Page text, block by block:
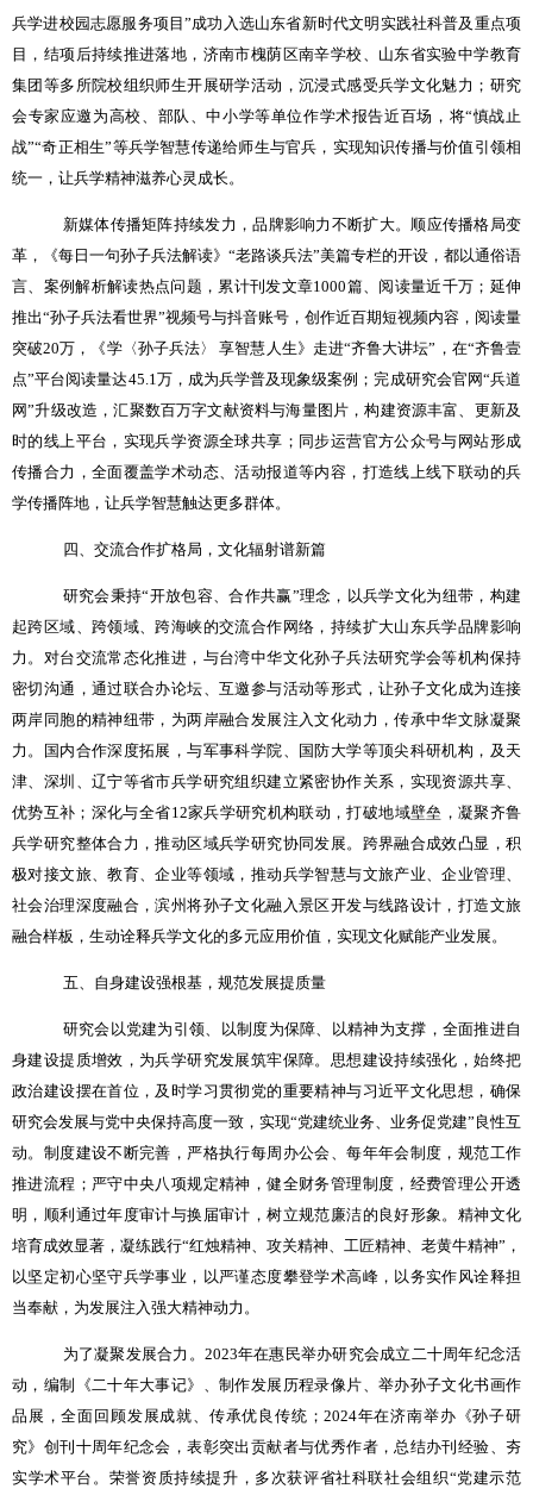
兵学进校园志愿服务项目”成功入选山东省新时代文明实践社科普及重点项
目，结项后持续推进落地，济南市槐荫区南辛学校、山东省实验中学教育
集团等多所院校组织师生开展研学活动，沉浸式感受兵学文化魅力；研究
会专家应邀为高校、部队、中小学等单位作学术报告近百场，将“慎战止
战”“奇正相生”等兵学智慧传递给师生与官兵，实现知识传播与价值引领相
统一，让兵学精神滋养心灵成长。
新媒体传播矩阵持续发力，品牌影响力不断扩大。顺应传播格局变
革，《每日一句孙子兵法解读》 “老路谈兵法”美篇专栏的开设，都以通俗语
言、案例解析解读热点问题，累计刊发文章1000篇、阅读量近千万；延伸
推出“孙子兵法看世界”视频号与抖音账号，创作近百期短视频内容，阅读量
突破20万，《学〈孙子兵法〉 享智慧人生》走进“齐鲁大讲坛” ，在“齐鲁壹
点”平台阅读量达45.1万，成为兵学普及现象级案例；完成研究会官网“兵道
网”升级改造，汇聚数百万字文献资料与海量图片，构建资源丰富、更新及
时的线上平台，实现兵学资源全球共享；同步运营官方公众号与网站形成
传播合力，全面覆盖学术动态、活动报道等内容，打造线上线下联动的兵
学传播阵地，让兵学智慧触达更多群体。
四、交流合作扩格局，文化辐射谱新篇
研究会秉持“开放包容、合作共赢”理念，以兵学文化为纽带，构建
起跨区域、跨领域、跨海峡的交流合作网络，持续扩大山东兵学品牌影响
力。对台交流常态化推进，与台湾中华文化孙子兵法研究学会等机构保持
密切沟通，通过联合办论坛、互邀参与活动等形式，让孙子文化成为连接
两岸同胞的精神纽带，为两岸融合发展注入文化动力，传承中华文脉凝聚
力。国内合作深度拓展，与军事科学院、国防大学等顶尖科研机构，及天
津、深圳、辽宁等省市兵学研究组织建立紧密协作关系，实现资源共享、
优势互补；深化与全省12家兵学研究机构联动，打破地域壁垒，凝聚齐鲁
兵学研究整体合力，推动区域兵学研究协同发展。跨界融合成效凸显，积
极对接文旅、教育、企业等领域，推动兵学智慧与文旅产业、企业管理、
社会治理深度融合，滨州将孙子文化融入景区开发与线路设计，打造文旅
融合样板，生动诠释兵学文化的多元应用价值，实现文化赋能产业发展。
五、自身建设强根基，规范发展提质量
研究会以党建为引领、以制度为保障、以精神为支撑，全面推进自
身建设提质增效，为兵学研究发展筑牢保障。思想建设持续强化，始终把
政治建设摆在首位，及时学习贯彻党的重要精神与习近平文化思想，确保
研究会发展与党中央保持高度一致，实现“党建统业务、业务促党建” 良性互
动。制度建设不断完善，严格执行每周办公会、每年年会制度，规范工作
推进流程；严守中央八项规定精神，健全财务管理制度，经费管理公开透
明，顺利通过年度审计与换届审计，树立规范廉洁的良好形象。精神文化
培育成效显著，凝练践行“红烛精神、攻关精神、工匠精神、老黄牛精神” ，
以坚定初心坚守兵学事业，以严谨态度攀登学术高峰，以务实作风诠释担
当奉献，为发展注入强大精神动力。
为了凝聚发展合力。 2023年在惠民举办研究会成立二十周年纪念活
动，编制《二十年大事记》、制作发展历程录像片、举办孙子文化书画作
品展，全面回顾发展成就、传承优良传统； 2024年在济南举办《孙子研
究》创刊十周年纪念会，表彰突出贡献者与优秀作者，总结办刊经验、夯
实学术平台。荣誉资质持续提升，多次获评省社科联社会组织“党建示范